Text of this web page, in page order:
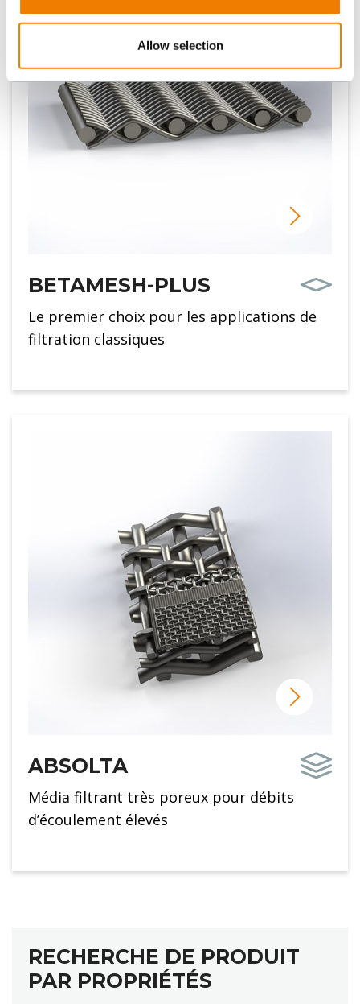
Allow selection
BETAMESH-PLUS
Le premier choix pour les applications de
filtration classiques
ABSOLTA
Média filtrant très poreux pour débits
d’écoulement élevés
RECHERCHE DE PRODUIT
PAR PROPRIÉTÉS